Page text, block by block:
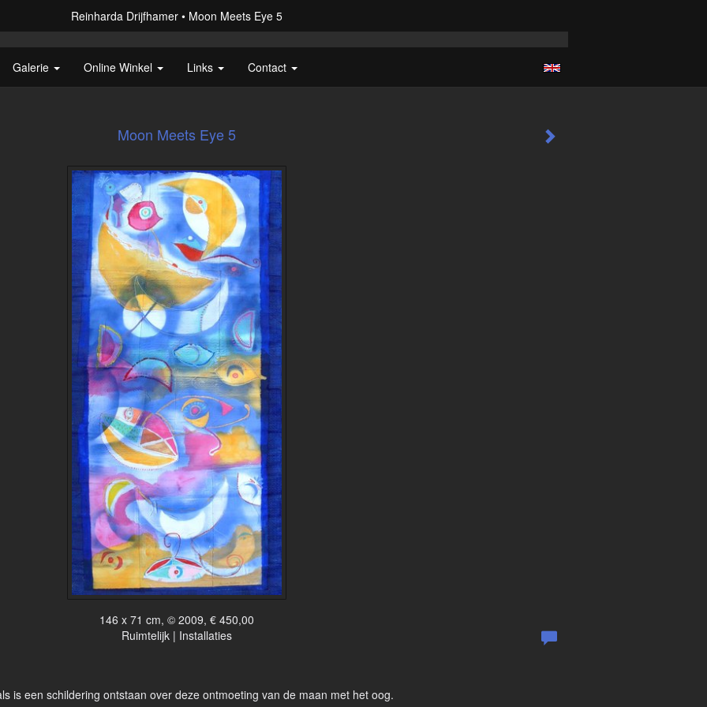
Reinharda Drijfhamer Moon Meets Eye 5
Galerie Online Winkel Links Contact
Moon Meets Eye 5
146 x 71 cm, © 2009, € 450,00
Ruimtelijk | Installaties
is een schildering ontstaan over deze ontmoeting van de maan met het oog.